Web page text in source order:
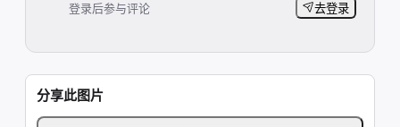
登录后参与评论 去登录
分享此图片